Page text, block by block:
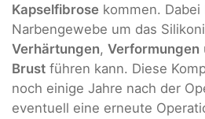
Kapselfibrose kommen.
Narbengewebe um das
Verhärtungen, Verformungen
Brust führen kann. Diese
noch einige Jahre nach der
eventuell eine erneute